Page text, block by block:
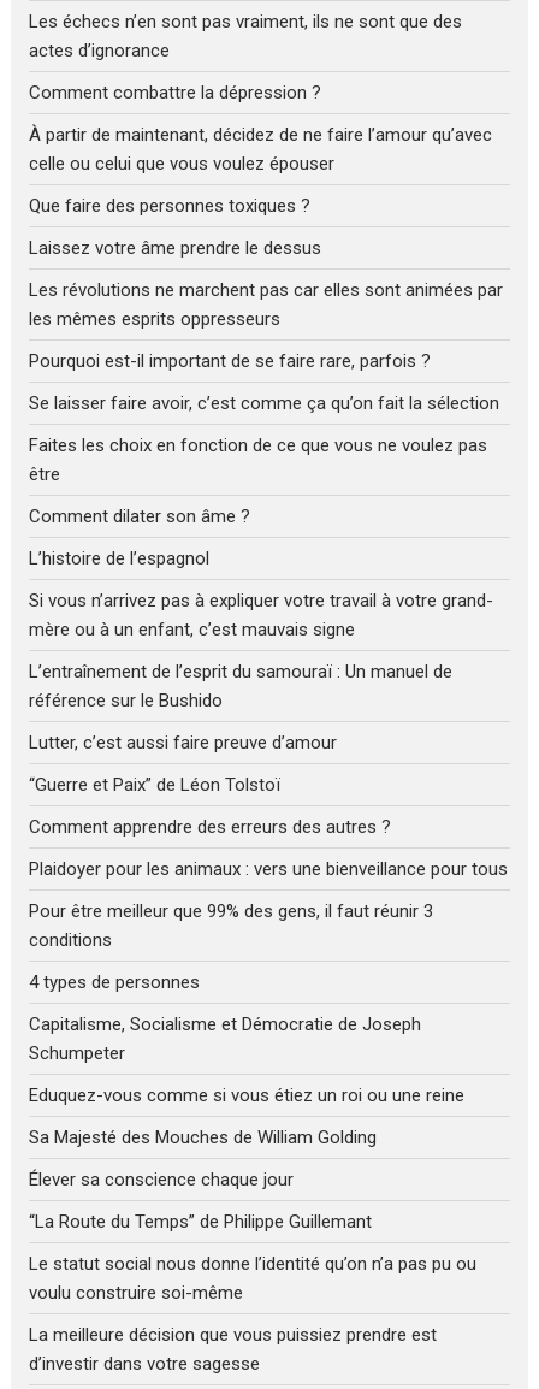
Les échecs n’en sont pas vraiment, ils ne sont que des
actes d’ignorance
Comment combattre la dépression ?
À partir de maintenant, décidez de ne faire l’amour qu’avec
celle ou celui que vous voulez épouser
Que faire des personnes toxiques ?
Laissez votre âme prendre le dessus
Les révolutions ne marchent pas car elles sont animées par
les mêmes esprits oppresseurs
Pourquoi est-il important de se faire rare, parfois ?
Se laisser faire avoir, c’est comme ça qu’on fait la sélection
Faites les choix en fonction de ce que vous ne voulez pas
être
Comment dilater son âme ?
L’histoire de l’espagnol
Si vous n’arrivez pas à expliquer votre travail à votre grand-
mère ou à un enfant, c’est mauvais signe
L’entraînement de l’esprit du samouraï : Un manuel de
référence sur le Bushido
Lutter, c’est aussi faire preuve d’amour
“Guerre et Paix” de Léon Tolstoï
Comment apprendre des erreurs des autres ?
Plaidoyer pour les animaux : vers une bienveillance pour tous
Pour être meilleur que 99% des gens, il faut réunir 3
conditions
4 types de personnes
Capitalisme, Socialisme et Démocratie de Joseph
Schumpeter
Eduquez-vous comme si vous étiez un roi ou une reine
Sa Majesté des Mouches de William Golding
Élever sa conscience chaque jour
“La Route du Temps” de Philippe Guillemant
Le statut social nous donne l’identité qu’on n’a pas pu ou
voulu construire soi-même
La meilleure décision que vous puissiez prendre est
d’investir dans votre sagesse